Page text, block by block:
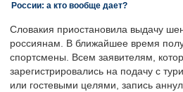
России: а кто вообще дает?
Словакия приостановила выдачу
россиянам. В ближайшее время
спортсмены. Всем заявителям,
зарегистрировались на подачу с
или гостевыми целями, запись